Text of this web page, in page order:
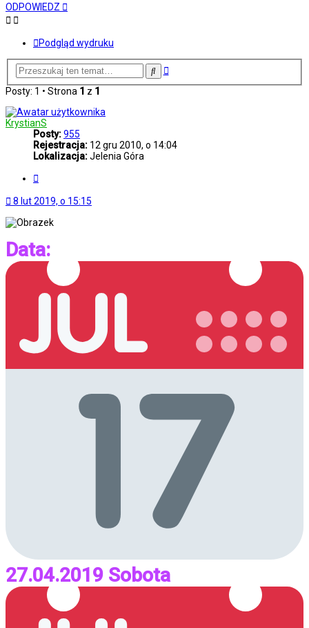
ODPOWIEDZ
Podgląd wydruku
SzukajWyszukiwanie
Posty: 1 • Strona 1 z 1
KrystianS
Posty:955
Rejestracja: 12 gru 2010, o 14:04
Lokalizacja:Jelenia Góra
8 lut 2019, o 15:15
Data:
27.04.2019 Sobota